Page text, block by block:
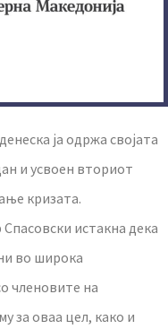
ја одржа својата
и усвоен вториот
кризата.
истакна дека
во широка
членовите на
за оваа цел, како и